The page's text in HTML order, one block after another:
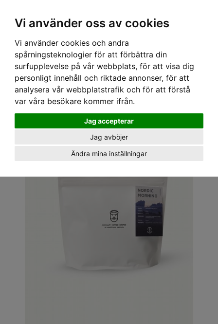
Vi använder oss av cookies
Vi använder cookies och andra
spårningsteknologier för att förbättra din
surfupplevelse på vår webbplats, för att visa dig
personligt innehåll och riktade annonser, för att
analysera vår webbplatstrafik och för att förstå
var våra besökare kommer ifrån.
Jag accepterar
Jag avböjer
Ändra mina inställningar
Hem› Kaffe› Nordic Morning, 500g